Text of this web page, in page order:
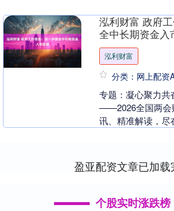
泓利财富 政府
全中长期资金入
泓利财富
分类：网上配资
专题：凝心聚力
——2026全国两会
讯、精准解读，尽
盈亚配资文章已加载
个股实时涨跌榜